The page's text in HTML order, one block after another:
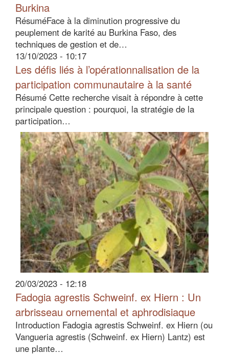
Burkina
RésuméFace à la diminution progressive du
peuplement de karité au Burkina Faso, des
techniques de gestion et de…
13/10/2023 - 10:17
Les défis liés à l’opérationnalisation de la
participation communautaire à la santé
Résumé Cette recherche visait à répondre à cette
principale question : pourquoi, la stratégie de la
participation…
20/03/2023 - 12:18
Fadogia agrestis Schweinf. ex Hiern : Un
arbrisseau ornemental et aphrodisiaque
Introduction Fadogia agrestis Schweinf. ex Hiern (ou
Vangueria agrestis (Schweinf. ex Hiern) Lantz) est
une plante…